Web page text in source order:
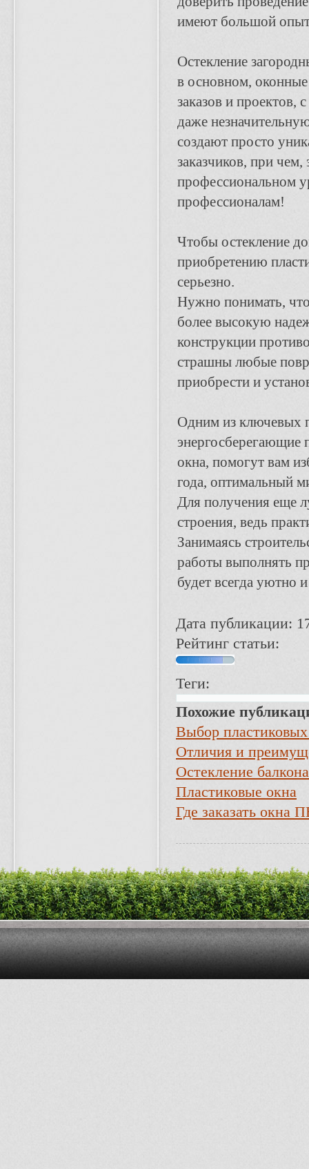
имеют большой
Остекление
в основном,
заказов и проектов,
даже
создают просто
заказчиков, при
профессиональном
профессионалам!
Чтобы остекление
приобретению
серьезно.
Нужно понимать,
более высокую
конструкции
страшны любые
приобрести и
Одним из ключевых
энергосберегающие
окна, помогут вам
года, оптимальный
Для получения еще
строения, ведь
Занимаясь
работы выполнять
будет всегда уютно
Дата публикации:
Рейтинг статьи:
Теги:
Похожие
Выбор
Отличия и
Остекление балкона
Пластиковые окна
Где заказать окна